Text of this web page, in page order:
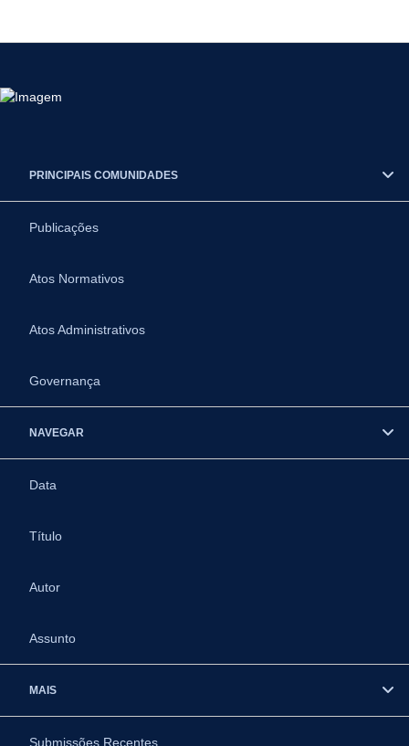
PRINCIPAIS COMUNIDADES
Publicações
Atos Normativos
Atos Administrativos
Governança
NAVEGAR
Data
Título
Autor
Assunto
MAIS
Submissões Recentes